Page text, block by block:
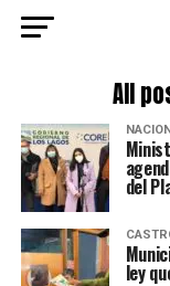
All
del
ley